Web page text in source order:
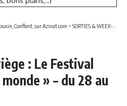
Conflent, sur Azinat.com > SORTIES & WEEK-END
: Le Festival
» – du 28 au